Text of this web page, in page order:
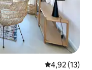
Gemiddelde
4,92 (13)